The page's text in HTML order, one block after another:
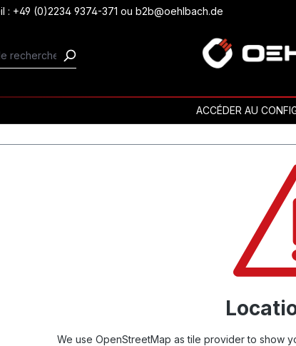
: +49 (0)2234 9374-371 ou b2b@oehlbach.de
ACCÉDER AU
We use OpenStreetMap as tile provider to show